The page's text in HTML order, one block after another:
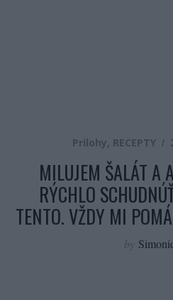
Prilohy, RECEPTY
MILUJEM ŠALÁT A
RÝCHLO
TENTO. VŽDY MI
by